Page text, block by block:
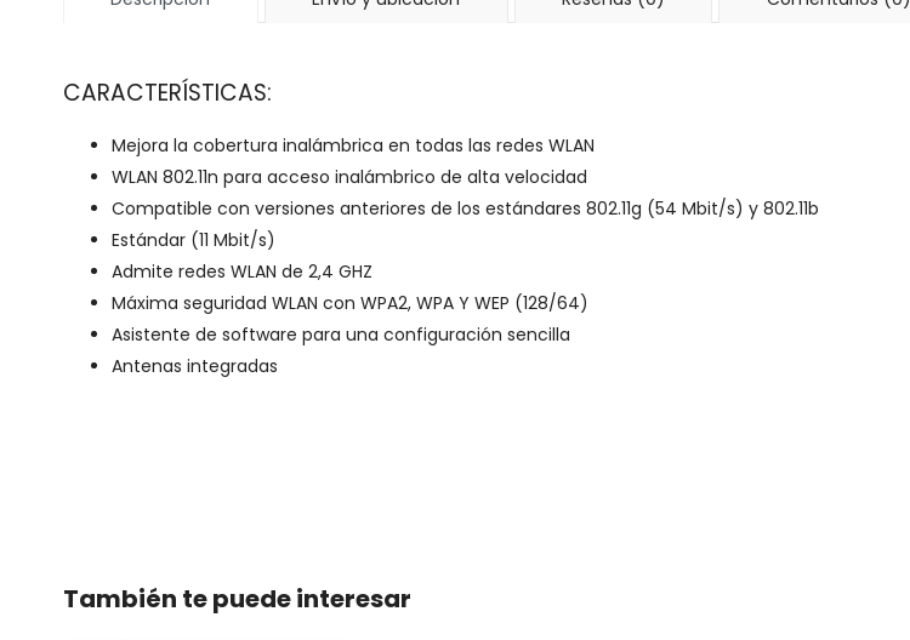
CARACTERÍSTICAS:
Mejora la cobertura inalámbrica en todas las redes WLAN
WLAN 802.11n para acceso inalámbrico de alta velocidad
Compatible con versiones anteriores de los estándares 802.11g (54 Mbit/s) y 802.11b
Estándar (11 Mbit/s)
Admite redes WLAN de 2,4 GHZ
Máxima seguridad WLAN con WPA2, WPA Y WEP (128/64)
Asistente de software para una configuración sencilla
Antenas integradas
También te puede interesar